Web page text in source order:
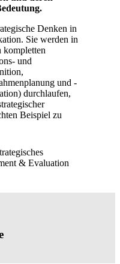
Denken in
Sie werden in
kompletten
und
und -
durchlaufen,
Beispiel zu